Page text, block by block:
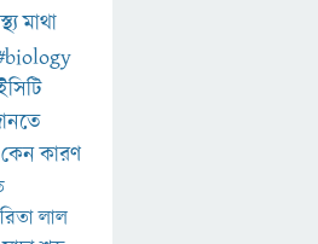
মাথা
কেনকারণ
লাল